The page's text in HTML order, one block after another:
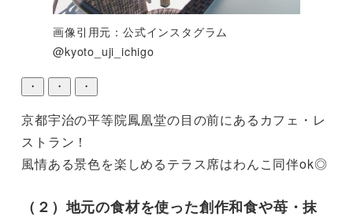
画像引用元：公式インスタグラム
@kyoto_uji_ichigo
・ ・ ・
京都宇治の平等院鳳凰堂の目の前にあるカフェ・レ
ストラン！
風情ある景色を楽しめるテラス席はわんこ同伴ok◎
（２）地元の食材を使った創作和食や苺・抹